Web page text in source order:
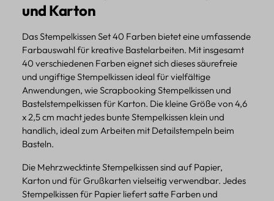
und Karton
Das Stempelkissen Set 40 Farben bietet eine umfassende
Farbauswahl für kreative Bastelarbeiten. Mit insgesamt
40 verschiedenen Farben eignet sich dieses säurefreie
und ungiftige Stempelkissen ideal für vielfältige
Anwendungen, wie Scrapbooking Stempelkissen und
Bastelstempelkissen für Karton. Die kleine Größe von 4,6
x 2,5 cm macht jedes bunte Stempelkissen klein und
handlich, ideal zum Arbeiten mit Detailstempeln beim
Basteln.
Die Mehrzwecktinte Stempelkissen sind auf Papier,
Karton und für Grußkarten vielseitig verwendbar. Jedes
Stempelkissen für Papier liefert satte Farben und